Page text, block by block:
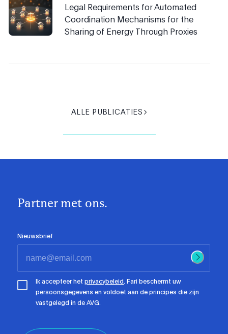
Legal Requirements for Automated
Coordination Mechanisms for the
Sharing of Energy Through Proxies
ALLE PUBLICATIES
Partner met ons.
Nieuwsbrief
Ik accepteer hetprivacybeleid . Fari beschermt uw
persoonsgegevens en voldoet aan de principes die zijn
vastgelegd in de AVG.